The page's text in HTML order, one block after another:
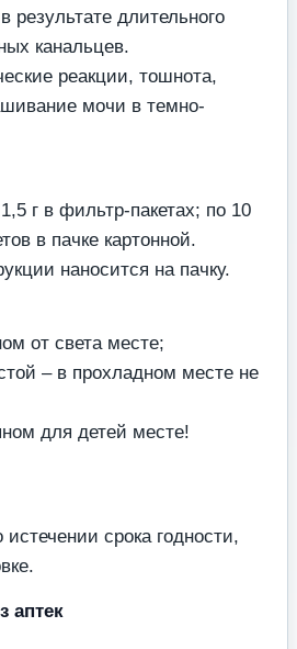
результате длительного
канальцев.
реакции, тошнота,
мочи в темно-
г в фильтр-пакетах; по 10
в пачке картонной.
наносится на пачку.
от света месте;
– в прохладном месте не
для детей месте!
срока годности,
аптек